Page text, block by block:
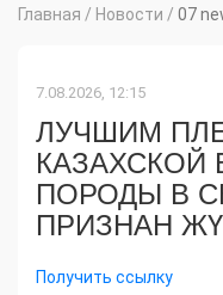
Главная / Новости / 07
7.08.2026, 12:15
ЛУЧШИМ
КАЗАХСКОЙ
ПОРОДЫ В
ПРИЗНАН
Получить ссылку